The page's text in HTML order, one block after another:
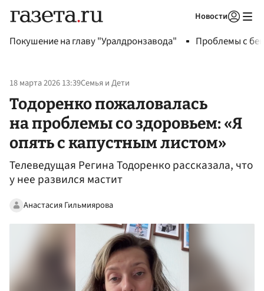
Новости
Покушение на главу "Уралдронзавода" Проблемы с
18 марта 2026 13:39Семья и Дети
Тодоренко пожаловалась
на проблемы со здоровьем: «Я
опять с капустным листом»
Телеведущая Регина Тодоренко рассказала, что
у нее развился мастит
Анастасия Гильмиярова